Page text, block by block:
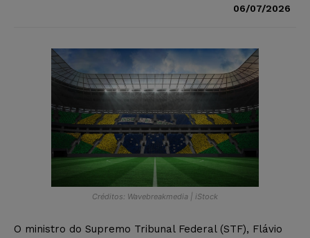
06/07/2026
Créditos: Wavebreakmedia | iStock
O ministro do Supremo Tribunal Federal (STF), Flávio